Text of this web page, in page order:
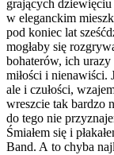
grających
w eleganckim
pod koniec lat
mogłaby się
bohaterów, ich urazy
miłości i nienawiści.
ale i czułości,
wreszcie tak bardzo
do tego nie
Śmiałem się i
Band. A to chyba